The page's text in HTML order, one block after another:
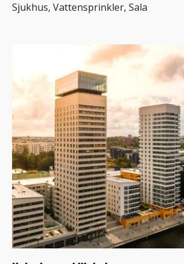
Sjukhus, Vattensprinkler, Sala